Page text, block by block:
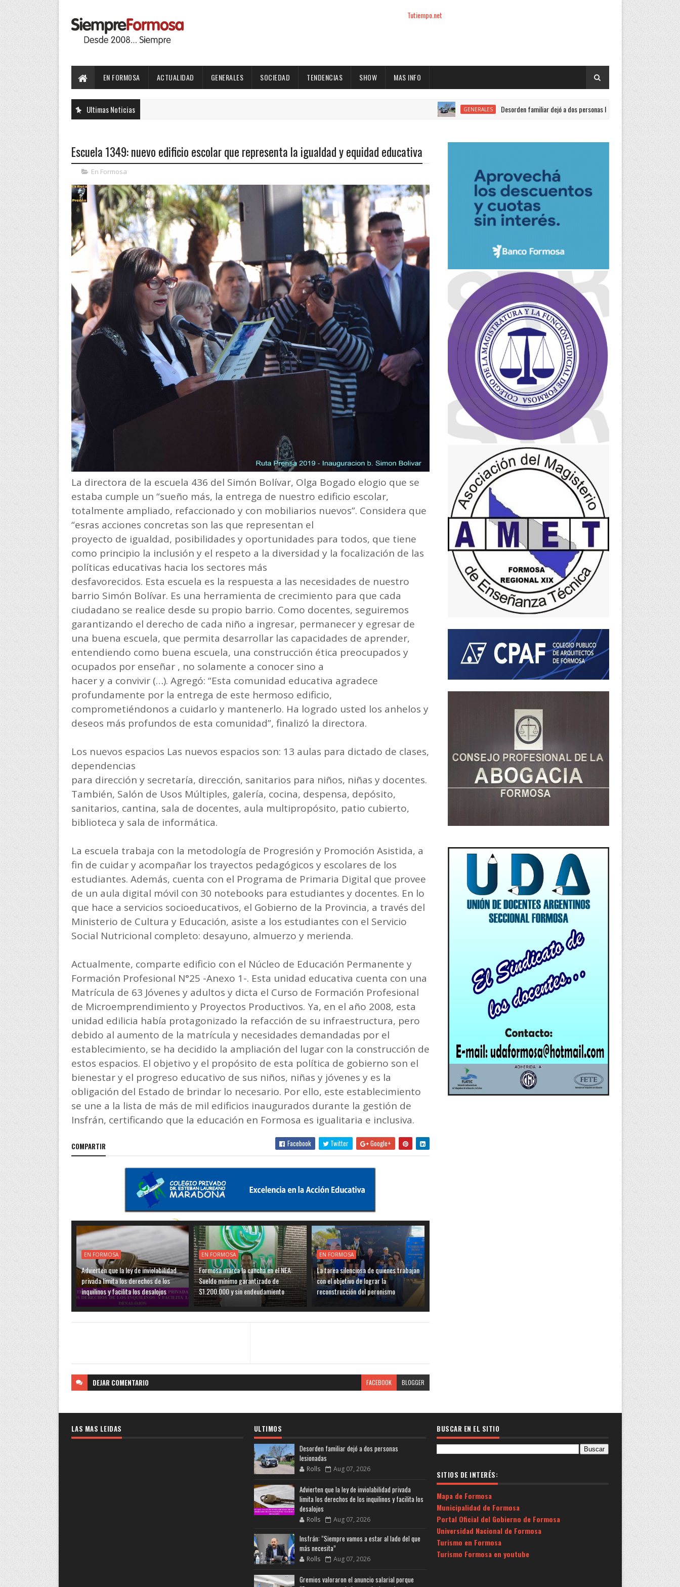
Tutiempo.net
EN FORMOSA ACTUALIDAD GENERALES SOCIEDAD TENDENCIAS SHOW MAS INFO
Ultimas Noticias GENERALES Desorden familiar dejó a dos personas lesionadas EN FORMOSA
Escuela 1349: nuevo edificio escolar que representa la igualdad y equidad educativa
En Formosa
La directora de la escuela 436 del Simón Bolívar, Olga Bogado elogio que se
estaba cumple un “sueño más, la entrega de nuestro edificio escolar,
totalmente ampliado, refaccionado y con mobiliarios nuevos”. Considera que
“esras acciones concretas son las que representan el
proyecto de igualdad, posibilidades y oportunidades para todos, que tiene
como principio la inclusión y el respeto a la diversidad y la focalización de las
políticas educativas hacia los sectores más
desfavorecidos. Esta escuela es la respuesta a las necesidades de nuestro
barrio Simón Bolívar. Es una herramienta de crecimiento para que cada
ciudadano se realice desde su propio barrio. Como docentes, seguiremos
garantizando el derecho de cada niño a ingresar, permanecer y egresar de
una buena escuela, que permita desarrollar las capacidades de aprender,
entendiendo como buena escuela, una construcción ética preocupados y
ocupados por enseñar , no solamente a conocer sino a
hacer y a convivir (…). Agregó: “Esta comunidad educativa agradece
profundamente por la entrega de este hermoso edificio,
comprometiéndonos a cuidarlo y mantenerlo. Ha logrado usted los anhelos y
deseos más profundos de esta comunidad”, finalizó la directora.
Los nuevos espacios Las nuevos espacios son: 13 aulas para dictado de clases,
dependencias
para dirección y secretaría, dirección, sanitarios para niños, niñas y docentes.
También, Salón de Usos Múltiples, galería, cocina, despensa, depósito,
sanitarios, cantina, sala de docentes, aula multipropósito, patio cubierto,
biblioteca y sala de informática.
La escuela trabaja con la metodología de Progresión y Promoción Asistida, a
fin de cuidar y acompañar los trayectos pedagógicos y escolares de los
estudiantes. Además, cuenta con el Programa de Primaria Digital que provee
de un aula digital móvil con 30 notebooks para estudiantes y docentes. En lo
que hace a servicios socioeducativos, el Gobierno de la Provincia, a través del
Ministerio de Cultura y Educación, asiste a los estudiantes con el Servicio
Social Nutricional completo: desayuno, almuerzo y merienda.
Actualmente, comparte edificio con el Núcleo de Educación Permanente y
Formación Profesional N°25 -Anexo 1-. Esta unidad educativa cuenta con una
Matrícula de 63 Jóvenes y adultos y dicta el Curso de Formación Profesional
de Microemprendimiento y Proyectos Productivos. Ya, en el año 2008, esta
unidad edilicia había protagonizado la refacción de su infraestructura, pero
debido al aumento de la matrícula y necesidades demandadas por el
establecimiento, se ha decidido la ampliación del lugar con la construcción de
estos espacios. El objetivo y el propósito de esta política de gobierno son el
bienestar y el progreso educativo de sus niños, niñas y jóvenes y es la
obligación del Estado de brindar lo necesario. Por ello, este establecimiento
se une a la lista de más de mil edificios inaugurados durante la gestión de
Insfrán, certificando que la educación en Formosa es igualitaria e inclusiva.
COMPARTIR Facebook Twitter Google+
EN FORMOSA
Advierten que la ley de inviolabilidad
privada limita los derechos de los
inquilinos y facilita los desalojos
EN FORMOSA
Formosa marca la cancha en el NEA:
Sueldo mínimo garantizado de
$1.200.000 y sin endeudamiento
EN FORMOSA
La tarea silenciosa de quienes trabajan
con el objetivo de lograr la
reconstrucción del peronismo
DEJAR COMENTARIO FACEBOOK BLOGGER
LAS MAS LEIDAS
ULTIMOS
Desorden familiar dejó a dos personas
lesionadas
Rolls Aug 07, 2026
Advierten que la ley de inviolabilidad privada
limita los derechos de los inquilinos y facilita los
desalojos
Rolls Aug 07, 2026
Insfrán: “Siempre vamos a estar al lado del que
más necesita”
Rolls Aug 07, 2026
Gremios valoraron el anuncio salarial porque
BUSCAR EN EL SITIO
SITIOS DE INTERÉS:
Mapa de Formosa
Municipalidad de Formosa
Portal Oficial del Gobierno de Formosa
Universidad Nacional de Formosa
Turismo en Formosa
Turismo Formosa en youtube